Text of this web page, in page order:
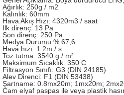
Ağırlık: 250g / m2
Kalınlık: 60mm
Hava Akış Hızı: 4320m3 / saat
Ilk direnç: 13 Pa
Son direnç: 250 Pa
Medya Durumu:% 67,6
Hava hızı: 1.2m / s
Toz tutma: 3540 g / m²
Maksimum Sıcaklık: 350 C
Filtrasyon Sınıfı: G3 (DIN 24185)
Alev Direnci: F1 (DIN 53438)
Şartname: 0.8mx20m; 1mx20m;
Cam elyaf paspas ile veya plastik